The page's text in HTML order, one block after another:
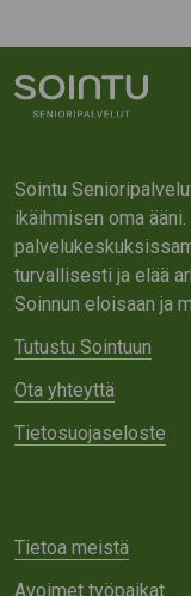
Sointu
ikäihmisen oma
turvallisesti ja elää
Soinnun eloisaan ja
Tutustu Sointuun
Ota yhteyttä
Tietosuojaseloste
Tietoa meistä
Avoimet työpaikat